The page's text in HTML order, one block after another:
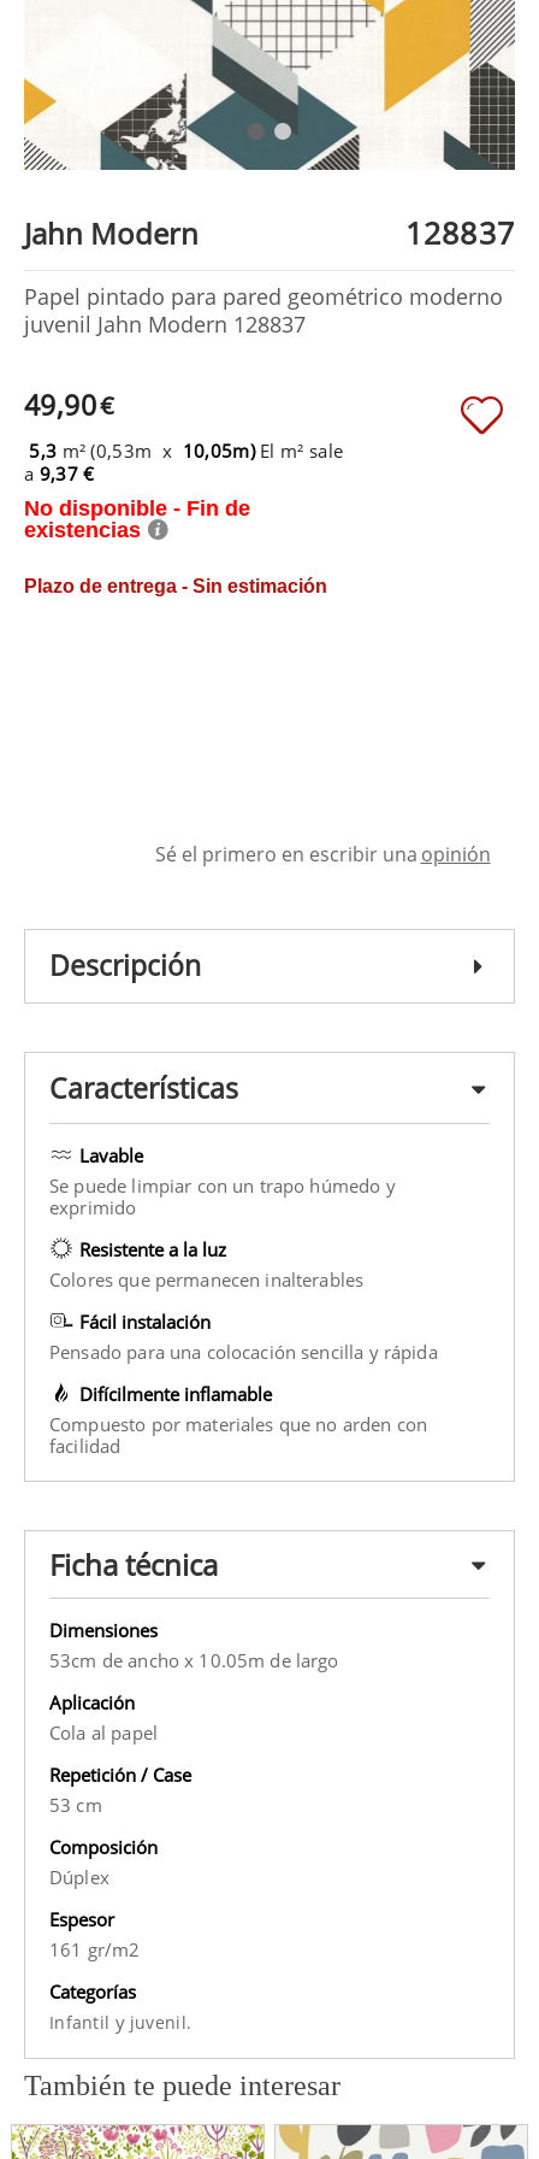
Jahn Modern 128837
Papel pintado para pared geométrico moderno
juvenil Jahn Modern 128837
49,90€
5,3 m² (0,53m x 10,05m) El m² sale
a 9,37 €
No disponible - Fin de
existencias
Plazo de entrega - Sin estimación
Sé el primero en escribir una opinión
Descripción
Características
Lavable
Se puede limpiar con un trapo húmedo y
exprimido
Resistente a la luz
Colores que permanecen inalterables
Fácil instalación
Pensado para una colocación sencilla y rápida
Difícilmente inflamable
Compuesto por materiales que no arden con
facilidad
Ficha técnica
Dimensiones
53cm de ancho x 10.05m de largo
Aplicación
Cola al papel
Repetición / Case
53 cm
Composición
Dúplex
Espesor
161 gr/m2
Categorías
Infantil y juvenil.
También te puede interesar